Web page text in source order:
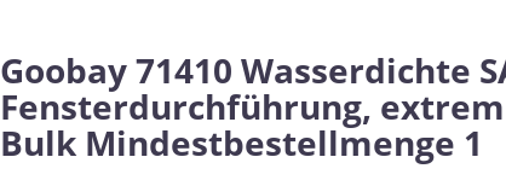
Goobay 71410 Wasserdichte
Fensterdurchführung, extrem
Bulk Mindestbestellmenge 1